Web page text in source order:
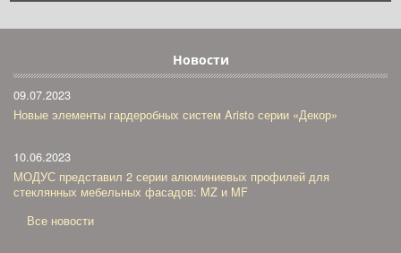
Новости
09.07.2023
Новые элементы гардеробных систем Aristo серии «Декор»
10.06.2023
МОДУС представил 2 серии алюминиевых профилей для
стеклянных мебельных фасадов: MZ и MF
Все новости